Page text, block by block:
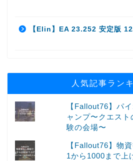
【Elin】EA 23.252 安定版
人気記事ラン
【Fallout76】パ
ャンプ〜クエス
験の会場〜
【Fallout76】物
1から1000まで上